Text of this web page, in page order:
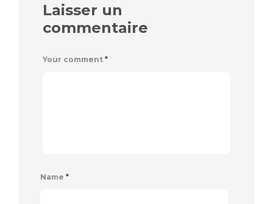
Laisser un
commentaire
Your comment *
Name *